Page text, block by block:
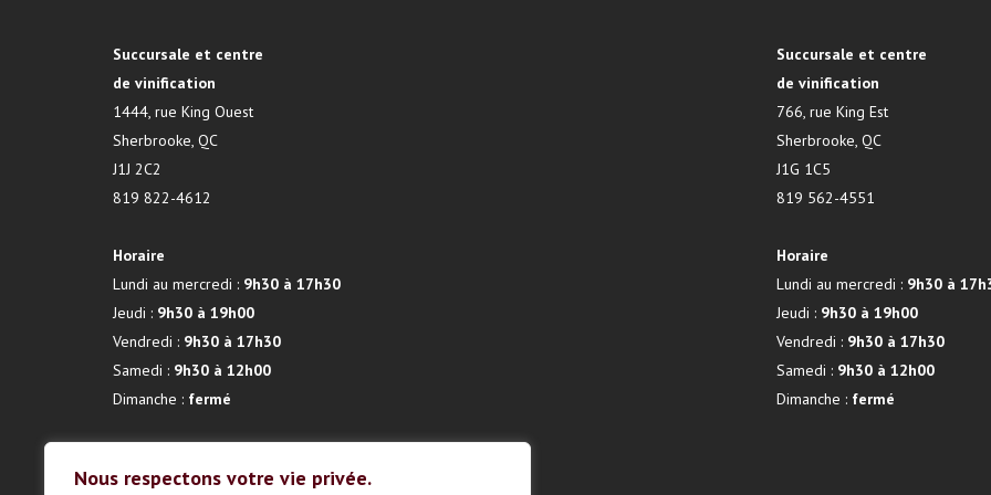
Nous respectons votre vie privée.
Succursale et centre
de vinification
1444, rue King Ouest
Sherbrooke, QC
J1J 2C2
819 822-4612
Horaire
Lundi au mercredi : 9h30 à 17h30
Jeudi : 9h30 à 19h00
Vendredi : 9h30 à 17h30
Samedi : 9h30 à 12h00
Dimanche : fermé
Succursale et centre
de vinification
766, rue King Est
Sherbrooke, QC
J1G 1C5
819 562-4551
Horaire
Lundi au mercredi : 9h30 à
Jeudi : 9h30 à 19h00
Vendredi : 9h30 à 17h30
Samedi : 9h30 à 12h00
Dimanche : fermé